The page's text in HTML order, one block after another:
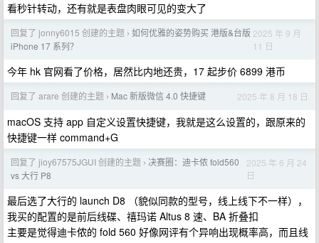
看秒针转动，还有就是表盘肉眼可见的变大了
回复了 jonny6015 创建的主题 › 如何优雅的姿势购买 港版&台版
iPhone 17 系列？
2025 年 9 月
11 日
今年 hk 官网看了价格，居然比内地还贵，17 起步价 6899 港币
回复了 arare 创建的主题 › Mac 新版微信 4.0 快捷键 2025 年 8 月 18 日
macOS 支持 app 自定义设置快捷键，我就是这么设置的，跟原来的
快捷键一样 command+G
回复了 jioy67575JGUI 创建的主题 › 决赛圈：迪卡侬 fold560
vs 大行 P8
2025 年 6 月 24
日
最后选了大行的 launch D8 （貌似同款的型号，线上线下不一样），
我买的配置的是前后线碟、禧玛诺 Altus 8 速、BA 折叠扣
主要是觉得迪卡侬的 fold 560 好像网评有个异响出现概率高，而且线